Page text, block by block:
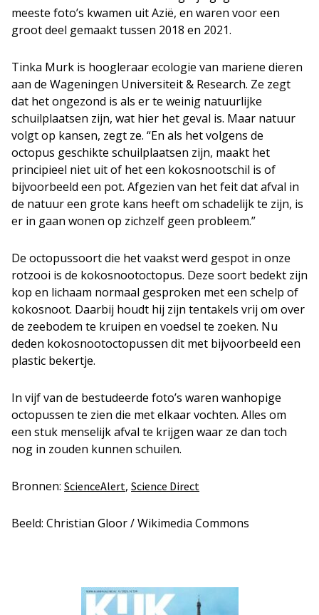
meeste foto’s kwamen uit Azië, en waren voor een
groot deel gemaakt tussen 2018 en 2021.
Tinka Murk is hoogleraar ecologie van mariene dieren
aan de Wageningen Universiteit & Research. Ze zegt
dat het ongezond is als er te weinig natuurlijke
schuilplaatsen zijn, wat hier het geval is. Maar natuur
volgt op kansen, zegt ze. “En als het volgens de
octopus geschikte schuilplaatsen zijn, maakt het
principieel niet uit of het een kokosnootschil is of
bijvoorbeeld een pot. Afgezien van het feit dat afval in
de natuur een grote kans heeft om schadelijk te zijn, is
er in gaan wonen op zichzelf geen probleem.”
De octopussoort die het vaakst werd gespot in onze
rotzooi is de kokosnootoctopus. Deze soort bedekt zijn
kop en lichaam normaal gesproken met een schelp of
kokosnoot. Daarbij houdt hij zijn tentakels vrij om over
de zeebodem te kruipen en voedsel te zoeken. Nu
deden kokosnootoctopussen dit met bijvoorbeeld een
plastic bekertje.
In vijf van de bestudeerde foto’s waren wanhopige
octopussen te zien die met elkaar vochten. Alles om
een stuk menselijk afval te krijgen waar ze dan toch
nog in zouden kunnen schuilen.
Bronnen: ScienceAlert, Science Direct
Beeld: Christian Gloor / Wikimedia Commons